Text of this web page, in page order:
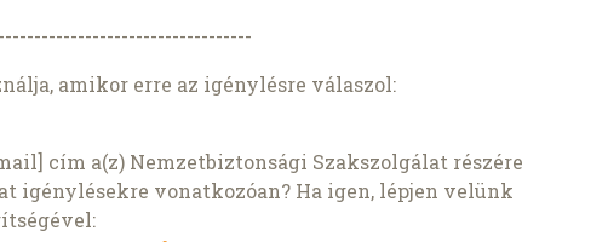
amikor erre az igénylésre válaszol:
cím a(z) Nemzetbiztonsági Szakszolgálat részére
igénylésekre vonatkozóan? Ha igen, lépjen velünk